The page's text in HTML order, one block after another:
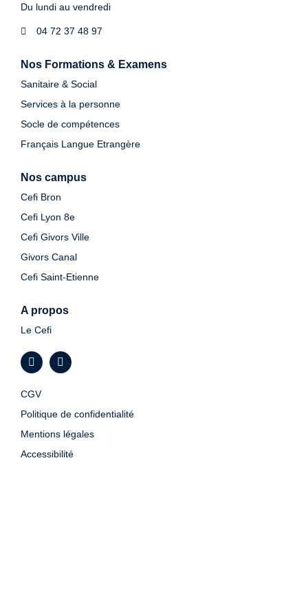
Du lundi au vendredi
04 72 37 48 97
Nos Formations & Examens
Sanitaire & Social
Services à la personne
Socle de compétences
Français Langue Etrangère
Nos campus
Cefi Bron
Cefi Lyon 8e
Cefi Givors Ville
Givors Canal
Cefi Saint-Etienne
A propos
Le Cefi
CGV
Politique de confidentialité
Mentions légales
Accessibilité